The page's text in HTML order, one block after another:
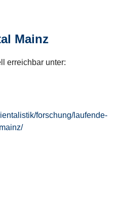
Mainz
erreichbar unter:
forschung/laufende-